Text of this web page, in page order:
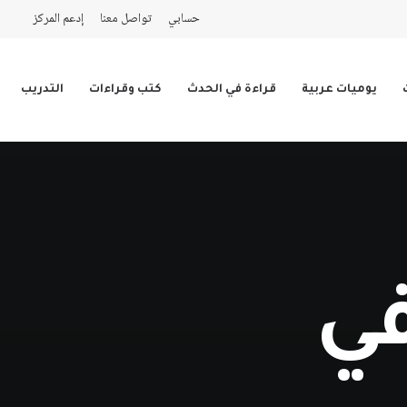
حسابي تواصل معنا إدعم المركز
يوميات عربية قراءة في الحدث كتب وقراءات التدريب